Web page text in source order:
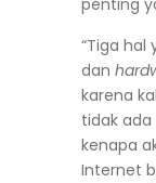
penting
“Tiga hal
dan
karena
tidak
kenapa
Internet